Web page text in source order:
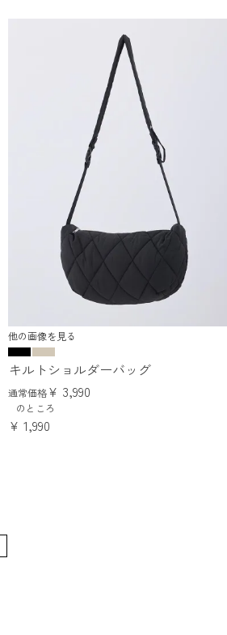
他の画像を見る
キルトショルダーバッグ
通常価格¥ 3,990
のところ
¥ 1,990